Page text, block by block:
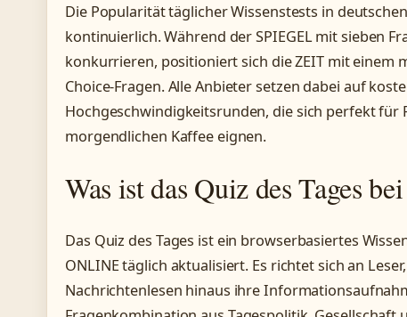
Die Popularität täglicher Wissenstests in
kontinuierlich. Während der SPIEGEL mit sieben
konkurrieren, positioniert sich die ZEIT mit einem
Choice-Fragen. Alle Anbieter setzen dabei auf
Hochgeschwindigkeitsrunden, die sich perfekt für
morgendlichen Kaffee eignen.
Was ist das Quiz des Tages
Das Quiz des Tages ist ein browserbasiertes
ONLINE täglich aktualisiert. Es richtet sich an
Nachrichtenlesen hinaus ihre